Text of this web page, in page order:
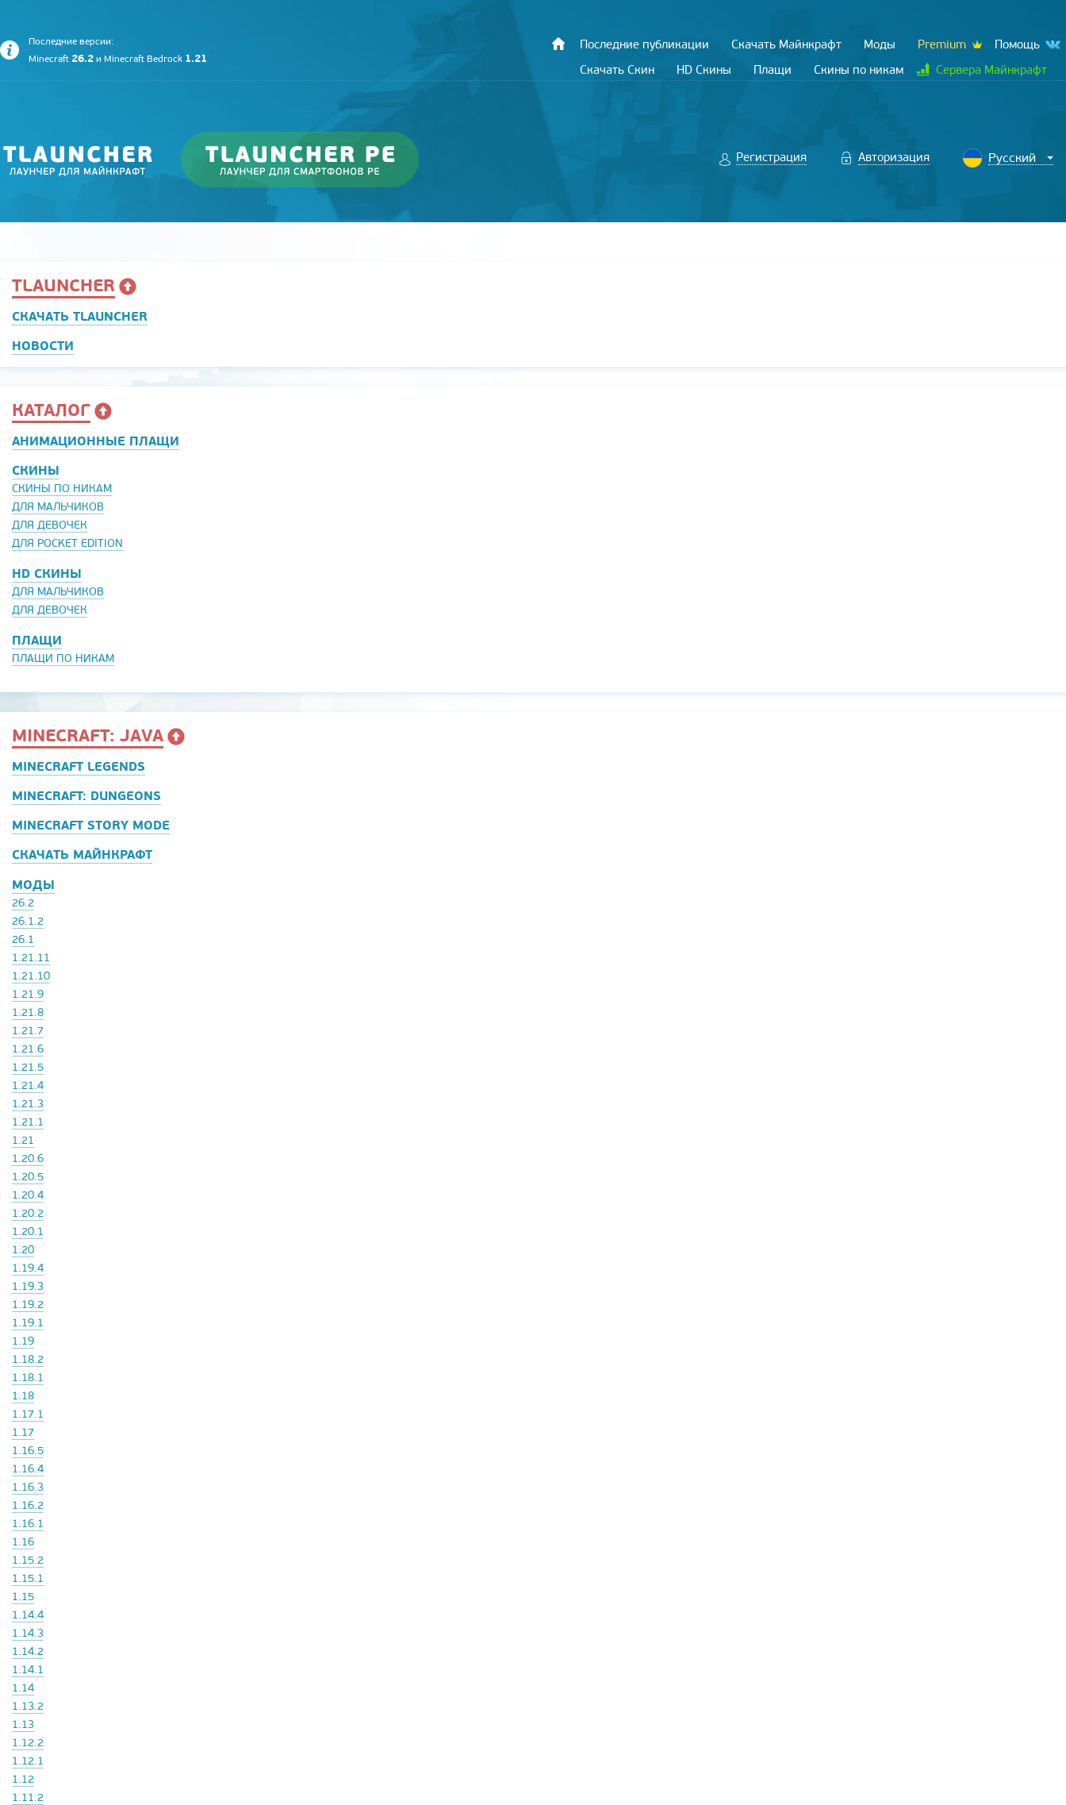
Последние версии:
Minecraft 26.2 и Minecraft Bedrock 1.21
Последние публикации Скачать Майнкрафт Моды Premium
Помощь
Скачать Скин
HD Скины Плащи Скины по никам Сервера Майнкрафт
Регистрация Авторизация
TLAUNCHER
СКАЧАТЬ TLAUNCHER
НОВОСТИ
КАТАЛОГ
АНИМАЦИОННЫЕ ПЛАЩИ
СКИНЫ
СКИНЫ ПО НИКАМ
ДЛЯ МАЛЬЧИКОВ
ДЛЯ ДЕВОЧЕК
ДЛЯ POCKET EDITION
HD СКИНЫ
ДЛЯ МАЛЬЧИКОВ
ДЛЯ ДЕВОЧЕК
ПЛАЩИ
ПЛАЩИ ПО НИКАМ
MINECRAFT: JAVA
MINECRAFT LEGENDS
MINECRAFT: DUNGEONS
MINECRAFT STORY MODE
СКАЧАТЬ МАЙНКРАФТ
МОДЫ
26.2
26.1.2
26.1
1.21.11
1.21.10
1.21.9
1.21.8
1.21.7
1.21.6
1.21.5
1.21.4
1.21.3
1.21.1
1.21
1.20.6
1.20.5
1.20.4
1.20.2
1.20.1
1.20
1.19.4
1.19.3
1.19.2
1.19.1
1.19
1.18.2
1.18.1
1.18
1.17.1
1.17
1.16.5
1.16.4
1.16.3
1.16.2
1.16.1
1.16
1.15.2
1.15.1
1.15
1.14.4
1.14.3
1.14.2
1.14.1
1.14
1.13.2
1.13
1.12.2
1.12.1
1.12
1.11.2